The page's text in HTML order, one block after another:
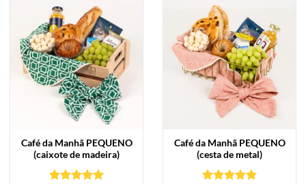
Café da Manhã PEQUENO
(caixote de madeira)
Café da Manhã PEQUENO
(cesta de metal)